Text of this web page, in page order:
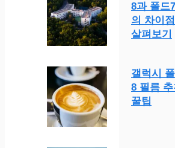
8과 폴드7
의 차이점
살펴보기
갤럭시
8 필름 추
꿀팁